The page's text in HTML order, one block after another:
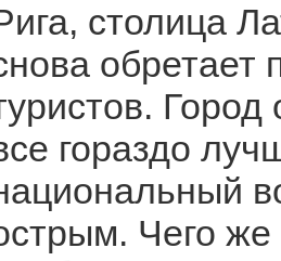
столица
обретает
гораздо
Чего же